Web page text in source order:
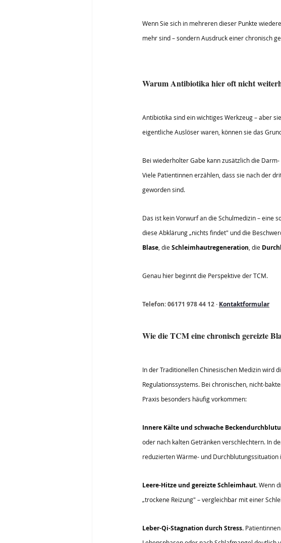
Wenn Sie sich in mehreren dieser Punkte
mehr sind – sondern Ausdruck einer chronisch
Warum Antibiotika hier oft nicht
Antibiotika sind ein wichtiges Werkzeug – aber
eigentliche Auslöser waren, können sie das
Bei wiederholter Gabe kann zusätzlich die
Viele Patientinnen erzählen, dass sie nach der
geworden sind.
Das ist kein Vorwurf an die Schulmedizin – eine
diese Abklärung „nichts findet" und die
Blase, die Schleimhautregeneration, die
Genau hier beginnt die Perspektive der TCM.
Telefon: 06171 978 44 12 · Kontaktformular
Wie die TCM eine chronisch gereizte
In der Traditionellen Chinesischen Medizin wird
Regulationssystems. Bei chronischen, nicht-
Praxis besonders häufig vorkommen:
Innere Kälte und schwache
oder nach kalten Getränken verschlechtern. In
reduzierten Wärme- und Durchblutungssituation
Leere-Hitze und gereizte Schleimhaut. Wenn
„trockene Reizung" – vergleichbar mit einer
Leber-Qi-Stagnation durch Stress.